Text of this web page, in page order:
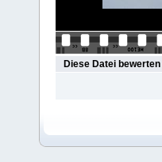
Diese Datei bewerten